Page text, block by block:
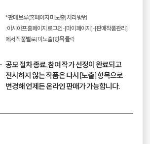
* 판매 보류(홈페이지 미노출) 처리 방법
: 아시아프 홈페이지 로그인 - [마이페이지] - [판매작품관리]
에서 작품별로 [미노출] 항목 클릭
공모 절차 종료, 참여 작가 선정이 완료되고
전시하지 않는 작품은 다시 [노출] 항목으로
변경해 언제든 온라인 판매가 가능합니다.